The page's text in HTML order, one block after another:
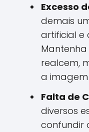
Excesso
demais
artificial e
realcem,
a imagem
Falta de
diversos
confundir